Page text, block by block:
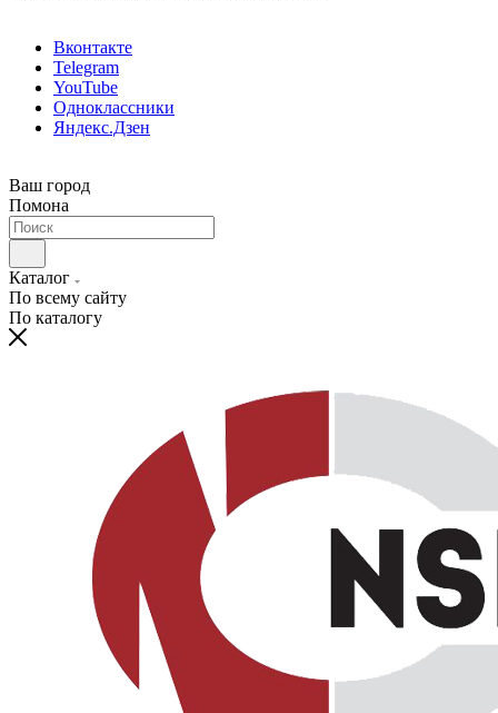
Вконтакте
Telegram
YouTube
Одноклассники
Яндекс.Дзен
Ваш город
Помона
Каталог
По всему сайту
По каталогу